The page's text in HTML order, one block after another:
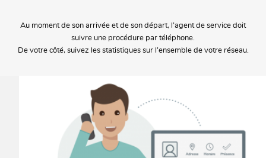
Au moment de son arrivée et de son départ, l’agent de service doit
suivre une procédure par téléphone.
De votre côté, suivez les statistiques sur l’ensemble de votre réseau.